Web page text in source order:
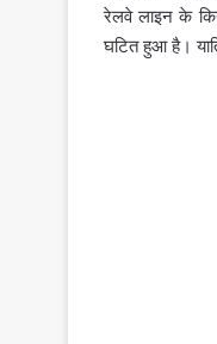
रेलवे लाइन के
घटित हुआ है।